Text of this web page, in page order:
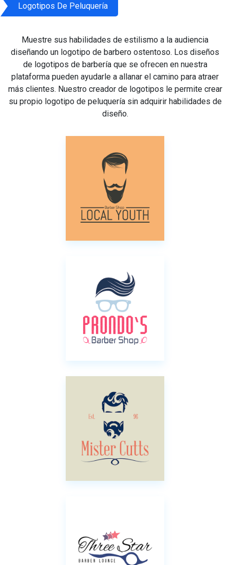
Logotipos De Peluquería
Muestre sus habilidades de estilismo a la audiencia
diseñando un logotipo de barbero ostentoso. Los diseños
de logotipos de barbería que se ofrecen en nuestra
plataforma pueden ayudarle a allanar el camino para atraer
más clientes. Nuestro creador de logotipos le permite crear
su propio logotipo de peluquería sin adquirir habilidades de
diseño.